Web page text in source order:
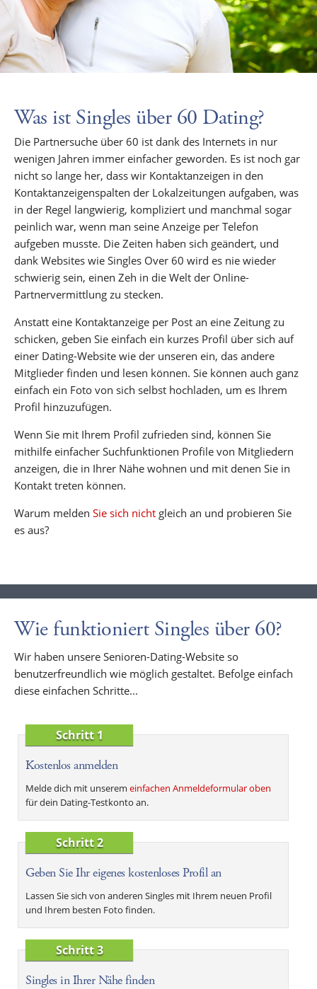
Was ist Singles über 60 Dating?
Die Partnersuche über 60 ist dank des Internets in nur
wenigen Jahren immer einfacher geworden. Es ist noch gar
nicht so lange her, dass wir Kontaktanzeigen in den
Kontaktanzeigenspalten der Lokalzeitungen aufgaben, was
in der Regel langwierig, kompliziert und manchmal sogar
peinlich war, wenn man seine Anzeige per Telefon
aufgeben musste. Die Zeiten haben sich geändert, und
dank Websites wie Singles Over 60 wird es nie wieder
schwierig sein, einen Zeh in die Welt der Online-
Partnervermittlung zu stecken.
Anstatt eine Kontaktanzeige per Post an eine Zeitung zu
schicken, geben Sie einfach ein kurzes Profil über sich auf
einer Dating-Website wie der unseren ein, das andere
Mitglieder finden und lesen können. Sie können auch ganz
einfach ein Foto von sich selbst hochladen, um es Ihrem
Profil hinzuzufügen.
Wenn Sie mit Ihrem Profil zufrieden sind, können Sie
mithilfe einfacher Suchfunktionen Profile von Mitgliedern
anzeigen, die in Ihrer Nähe wohnen und mit denen Sie in
Kontakt treten können.
Warum melden Sie sich nicht gleich an und probieren Sie
es aus?
Wie funktioniert Singles über 60?
Wir haben unsere Senioren-Dating-Website so
benutzerfreundlich wie möglich gestaltet. Befolge einfach
diese einfachen Schritte...
Schritt 1
Kostenlos anmelden
Melde dich mit unserem einfachen Anmeldeformular oben
für dein Dating-Testkonto an.
Schritt 2
Geben Sie Ihr eigenes kostenloses Profil an
Lassen Sie sich von anderen Singles mit Ihrem neuen Profil
und Ihrem besten Foto finden.
Schritt 3
Singles in Ihrer Nähe finden